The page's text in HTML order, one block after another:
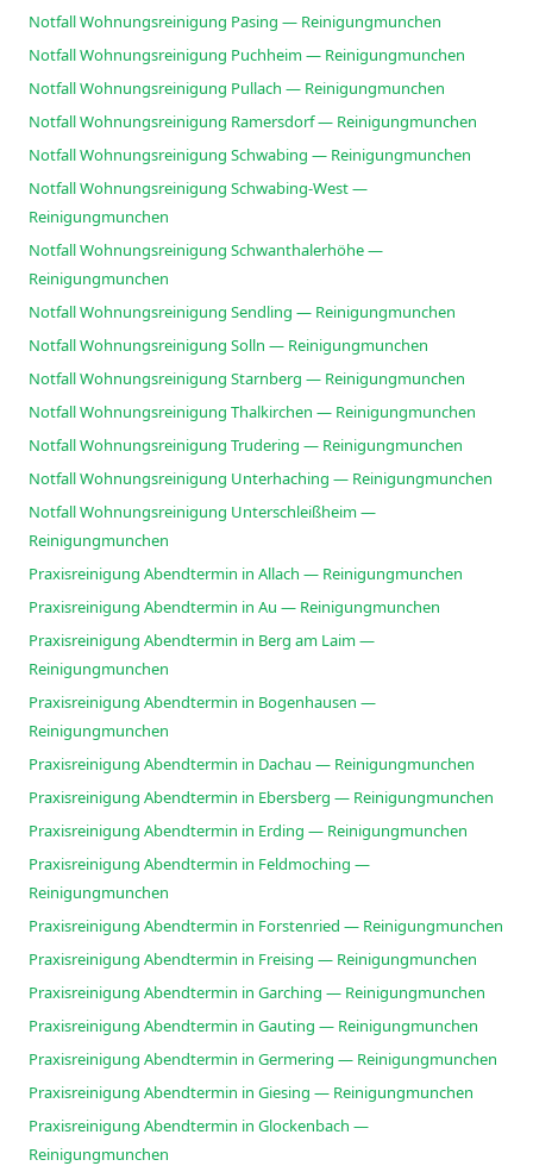
Notfall Wohnungsreinigung Pasing — Reinigungmunchen
Notfall Wohnungsreinigung Puchheim — Reinigungmunchen
Notfall Wohnungsreinigung Pullach — Reinigungmunchen
Notfall Wohnungsreinigung Ramersdorf — Reinigungmunchen
Notfall Wohnungsreinigung Schwabing — Reinigungmunchen
Notfall Wohnungsreinigung Schwabing-West —
Reinigungmunchen
Notfall Wohnungsreinigung Schwanthalerhöhe —
Reinigungmunchen
Notfall Wohnungsreinigung Sendling — Reinigungmunchen
Notfall Wohnungsreinigung Solln — Reinigungmunchen
Notfall Wohnungsreinigung Starnberg — Reinigungmunchen
Notfall Wohnungsreinigung Thalkirchen — Reinigungmunchen
Notfall Wohnungsreinigung Trudering — Reinigungmunchen
Notfall Wohnungsreinigung Unterhaching — Reinigungmunchen
Notfall Wohnungsreinigung Unterschleißheim —
Reinigungmunchen
Praxisreinigung Abendtermin in Allach — Reinigungmunchen
Praxisreinigung Abendtermin in Au — Reinigungmunchen
Praxisreinigung Abendtermin in Berg am Laim —
Reinigungmunchen
Praxisreinigung Abendtermin in Bogenhausen —
Reinigungmunchen
Praxisreinigung Abendtermin in Dachau — Reinigungmunchen
Praxisreinigung Abendtermin in Ebersberg — Reinigungmunchen
Praxisreinigung Abendtermin in Erding — Reinigungmunchen
Praxisreinigung Abendtermin in Feldmoching —
Reinigungmunchen
Praxisreinigung Abendtermin in Forstenried — Reinigungmunchen
Praxisreinigung Abendtermin in Freising — Reinigungmunchen
Praxisreinigung Abendtermin in Garching — Reinigungmunchen
Praxisreinigung Abendtermin in Gauting — Reinigungmunchen
Praxisreinigung Abendtermin in Germering — Reinigungmunchen
Praxisreinigung Abendtermin in Giesing — Reinigungmunchen
Praxisreinigung Abendtermin in Glockenbach —
Reinigungmunchen